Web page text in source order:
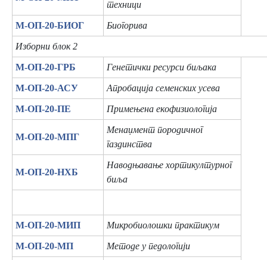
техници
М-ОП-20-БИОГ Биогорива
Изборни блок 2
М-ОП-20-ГРБ Генетички ресурси биљака
М-ОП-20-АСУ Апробација семенских усева
М-ОП-20-ПЕ Примењена екофизиологија
М-ОП-20-МПГ
Менаџмент породичног
газдинства
М-ОП-20-НХБ
Наводњавање хортикултурног
биља
М-ОП-20-МИП Микробиолошки практикум
М-ОП-20-МП Методе у педологији